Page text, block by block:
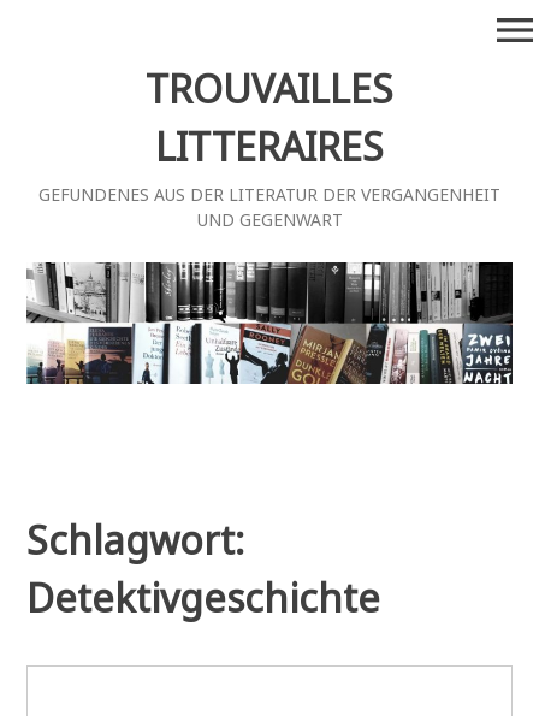
TROUVAILLES
LITTERAIRES
GEFUNDENES AUS DER LITERATUR DER VERGANGENHEIT
UND GEGENWART
menu
Schlagwort:
Detektivgeschichte